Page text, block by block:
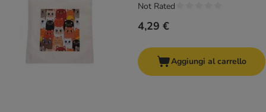
4,29 €
Not Rated
Aggiungi al carrello